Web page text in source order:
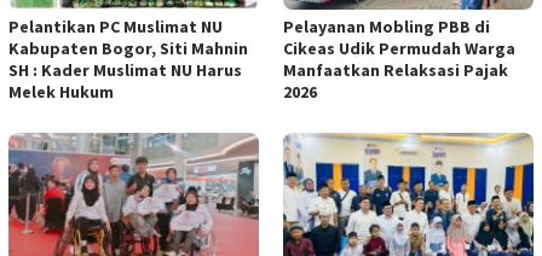
Pelantikan PC Muslimat NU
Kabupaten Bogor, Siti Mahnin
SH : Kader Muslimat NU Harus
Melek Hukum
Pelayanan Mobling PBB di
Cikeas Udik Permudah Warga
Manfaatkan Relaksasi Pajak
2026